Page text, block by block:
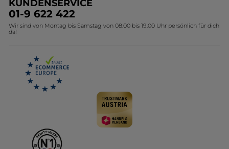
Geschenkideen Yves Rocher
Kollektion Monoi Yves Rocher
Umweltstiftung YR
Affiliate Programm
KUNDENSERVICE
01-9 622 422
Wir sind von Montag bis Samstag von 08.00 bis 19.00 Uhr persönlich für dich
da!